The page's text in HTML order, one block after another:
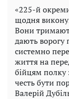
«225-й
щодня
Вони
дають ворогу
системно
життя на
бійцям полку
честь бути
Валерій